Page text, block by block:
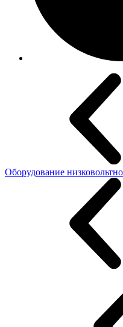
Оборудование